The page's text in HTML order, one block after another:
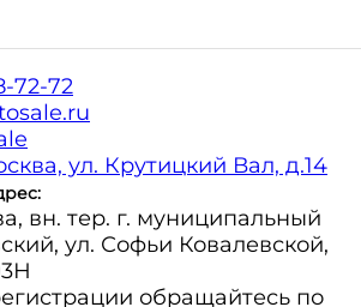
72-72
ул. Крутицкий Вал, д.14
вн. тер. г. муниципальный
ул. Софьи Ковалевской,
обращайтесь по